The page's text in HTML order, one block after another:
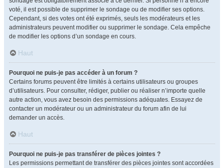
voté, il est possible de supprimer le sondage ou de modifier ses options.
Cependant, si des votes ont été exprimés, seuls les modérateurs et les
administrateurs peuvent modifier ou supprimer le sondage. Cela empêche
de modifier les options d’un sondage en cours.
Haut
Pourquoi ne puis-je pas accéder à un forum ?
Certains forums peuvent être limités à certains utilisateurs ou groupes
d’utilisateurs. Pour consulter, rédiger, publier ou réaliser n’importe quelle
autre action, vous avez besoin des permissions adéquates. Essayez de
contacter un modérateur ou un administrateur du forum afin de lui
demander un accès.
Haut
Pourquoi ne puis-je pas transférer de pièces jointes ?
Les permissions permettant de transférer des pièces jointes sont accordées